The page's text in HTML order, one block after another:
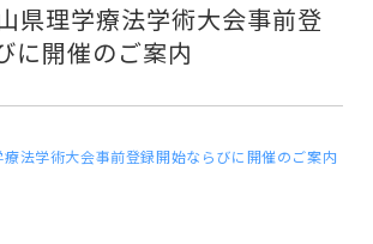
県理学療法学術大会事前登
に開催のご案内
法学術大会事前登録開始ならびに開催のご案内